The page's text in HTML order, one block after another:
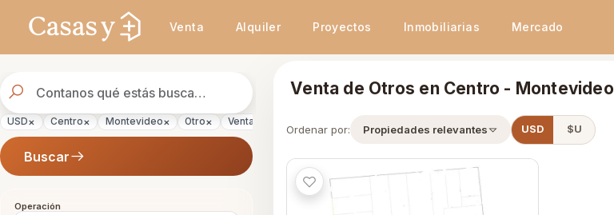
Venta Alquiler Proyectos Inmobiliarias Mercado
de
propiedades
USD× Centro× Montevideo× Otro× Venta
Buscar
Operación
Venta de Otros en Centro - Montevideo
Ordenar por: Propiedades relevantes USD $U